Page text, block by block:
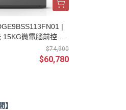
|
微電腦前控 滾
$74,900
$60,780
】